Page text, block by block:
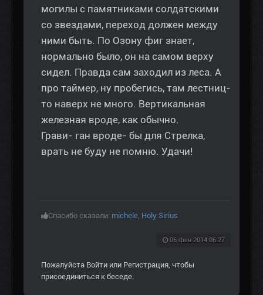
могилы с памятниками солдатскими
со звездами, переход должен между
ними быть. По Озону фиг знает,
нормально было, он на самом верху
сидел. Правда сам заходил из леса. А
про таймер, ну пробегись, там лестниц-
то наверх не много. Вертикальная
железная вроде, как обычно.
Грави- ган вроде- бы для Стрелка,
врать не буду не помню. Удачи!
Спасибо сказали: michele, Holy Sirius
06 фев 2014 06:27
Пожалуйста Войти или Регистрация, чтобы
присоединиться к беседе.